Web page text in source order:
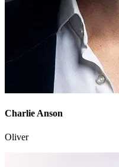
Charlie Anson
Oliver